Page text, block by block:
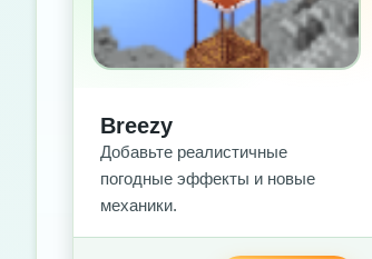
Breezy
Добавьте реалистичные
погодные эффекты и новые
механики.